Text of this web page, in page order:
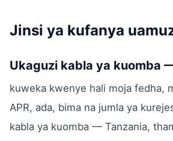
Jinsi ya kufanya
Ukaguzi kabla ya kuomba —
kuweka kwenye hali moja fedha,
APR, ada, bima na jumla ya
kabla ya kuomba — Tanzania,